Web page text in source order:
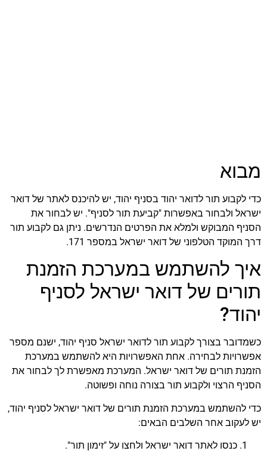
מבוא
כדי לקבוע תור לדואר יהוד בסניף יהוד, יש להיכנס לאתר של דואר
ישראל ולבחור באפשרות "קביעת תור לסניף". יש לבחור את
הסניף המבוקש ולמלא את הפרטים הנדרשים. ניתן גם לקבוע תור
דרך המוקד הטלפוני של דואר ישראל במספר 171.
איך להשתמש במערכת הזמנת
תורים של דואר ישראל לסניף
יהוד?
כשמדובר בצורך לקבוע תור לדואר ישראל סניף יהוד, ישנם מספר
אפשרויות לבחירה. אחת האפשרויות היא להשתמש במערכת
הזמנת תורים של דואר ישראל. המערכת מאפשרת לך לבחור את
הסניף הרצוי ולקבוע תור בצורה נוחה ופשוטה.
כדי להשתמש במערכת הזמנת תורים של דואר ישראל לסניף יהוד,
יש לעקוב אחר השלבים הבאים:
כנסו לאתר דואר ישראל ולחצו על "זימון תור".